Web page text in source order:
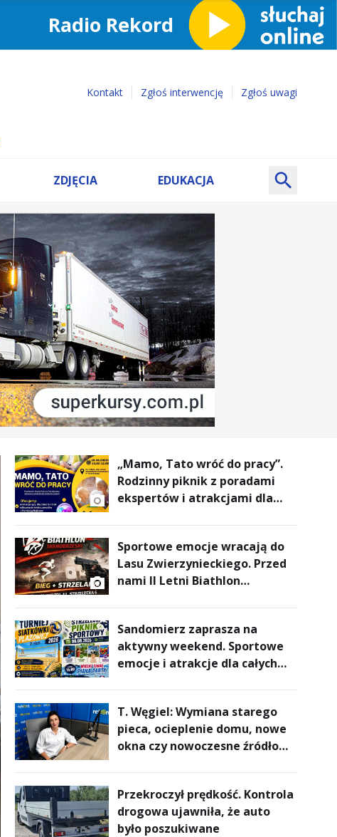
Kontakt Zgłoś interwencję Zgłoś uwagi
ZDJĘCIA EDUKACJA
„Mamo, Tato wróć do pracy”.
Rodzinny piknik z poradami
ekspertów i atrakcjami dla
Sportowe emocje wracają do
Lasu Zwierzynieckiego. Przed
nami II Letni Biathlon
Sandomierz zaprasza na
aktywny weekend. Sportowe
emocje i atrakcje dla całych
T. Węgiel: Wymiana starego
pieca, ocieplenie domu, nowe
okna czy nowoczesne źródło
komfort życia i... czystsze
powietrze
Przekroczył prędkość. Kontrola
drogowa ujawniła, że auto
było poszukiwane